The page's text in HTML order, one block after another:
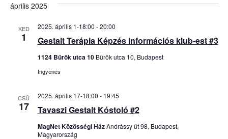
április 2025
KED
1 Gestalt Terápia Képzés információs klub-est #3
2025. április 1-18:00 -20:00
1124 Bürök utca 10 Bürök utca 10, Budapest
Ingyenes
CSÜ
17 Tavaszi Gestalt Kóstoló #2
2025. április 17-18:00 - 19:45
MagNet Közösségi HázAndrássy út 98, Budapest,
Magyarország